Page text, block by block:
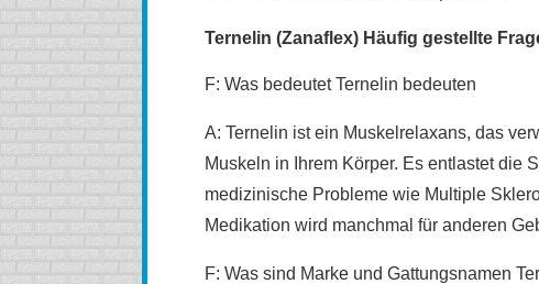
Ternelin (Zanaflex) Häufig gestellte
F: Was bedeutet Ternelin bedeuten
A: Ternelin ist ein Muskelrelaxans, das
Muskeln in Ihrem Körper. Es entlastet die
medizinische Probleme wie Multiple
Medikation wird manchmal für anderen
F: Was sind Marke und Gattungsnamen